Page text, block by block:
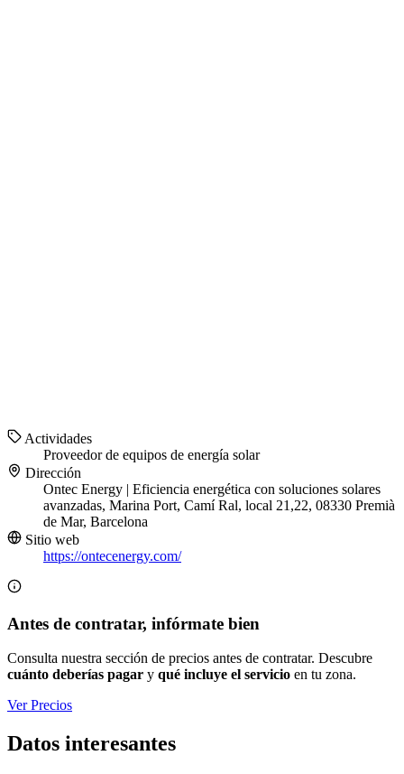
Actividades
Proveedor de equipos de energía solar
Dirección
Ontec Energy | Eficiencia energética con soluciones solares
avanzadas, Marina Port, Camí Ral, local 21,22, 08330 Premià
de Mar, Barcelona
Sitio web
https://ontecenergy.com/
Antes de contratar, infórmate bien
Consulta nuestra sección de precios antes de contratar. Descubre
cuánto deberías pagar y qué incluye el servicio en tu zona.
Ver Precios
Datos interesantes